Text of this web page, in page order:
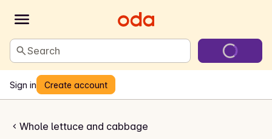
Search
Sign in Create account
Whole lettuce and cabbage
Crispisalat